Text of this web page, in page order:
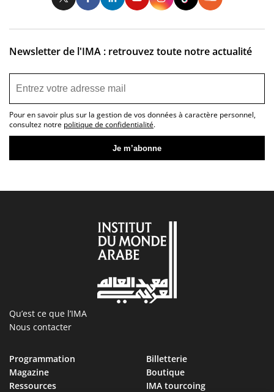
Newsletter de l'IMA : retrouvez toute notre actualité
Pour en savoir plus sur la gestion de vos données à caractère personnel,
consultez notre politique de confidentialité.
Qu’est ce que l’IMA
Nous contacter
Programmation
Magazine
Ressources
Billetterie
Boutique
IMA tourcoing